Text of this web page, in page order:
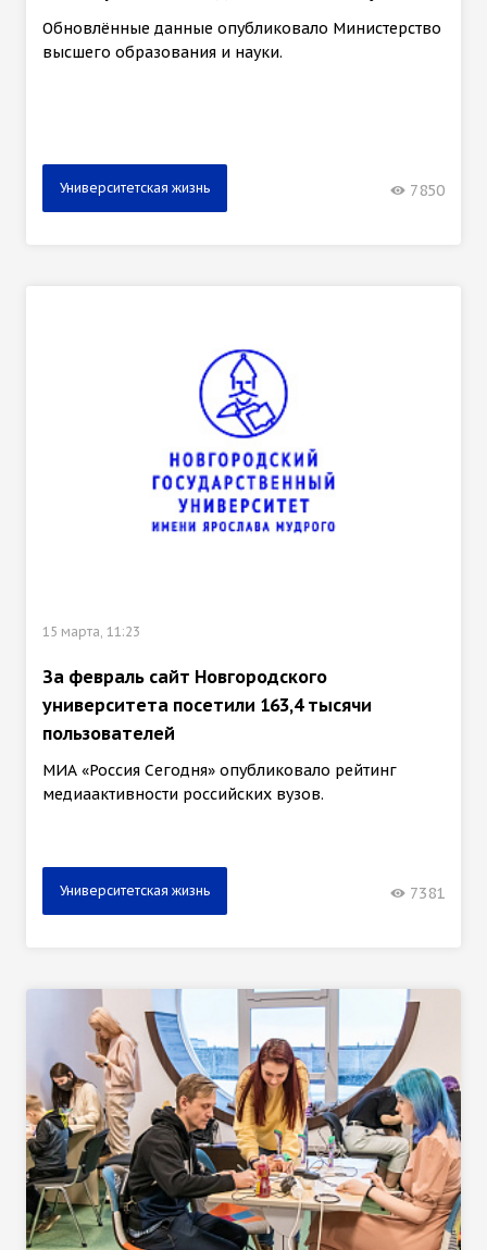
Обновлённые данные опубликовало Министерство
высшего образования и науки.
Университетская жизнь 7850
15 марта, 11:23
За февраль сайт Новгородского
университета посетили 163,4 тысячи
пользователей
МИА «Россия Сегодня» опубликовало рейтинг
медиаактивности российских вузов.
Университетская жизнь 7381